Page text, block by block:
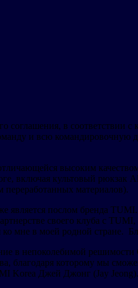
соглашения, в соответствии
и всю командировочную
высоким
включая культовый рюкзак
переработанных материалов).
послом бренда
своего клуба с
мне в моей родной стране.
в непоколебимой решимости
благодаря которому мы
Korea Джей Джонг (Jay Jeong).